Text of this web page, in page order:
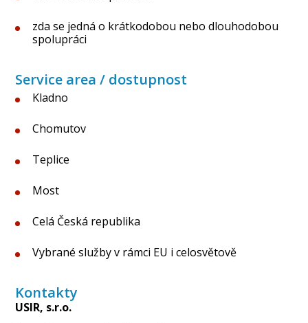
zda se jedná o krátkodobou nebo dlouhodobou
spolupráci
Service area / dostupnost
Kladno
Chomutov
Teplice
Most
Celá Česká republika
Vybrané služby v rámci EU i celosvětově
Kontakty
USIR, s.r.o.